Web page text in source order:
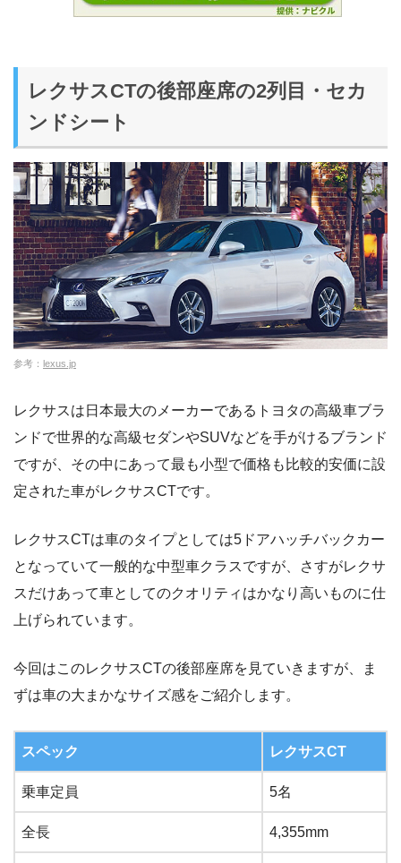
レクサスCTの後部座席の2列目・セカ
ンドシート
参考： lexus.jp
レクサスは日本最大のメーカーであるトヨタの高級車ブラ
ンドで世界的な高級セダンやSUVなどを手がけるブランド
ですが、その中にあって最も小型で価格も比較的安価に設
定された車がレクサスCTです。
レクサスCTは車のタイプとしては5ドアハッチバックカー
となっていて一般的な中型車クラスですが、さすがレクサ
スだけあって車としてのクオリティはかなり高いものに仕
上げられています。
今回はこのレクサスCTの後部座席を見ていきますが、ま
ずは車の大まかなサイズ感をご紹介します。
スペック レクサスCT
乗車定員 5名
全長 4,355mm